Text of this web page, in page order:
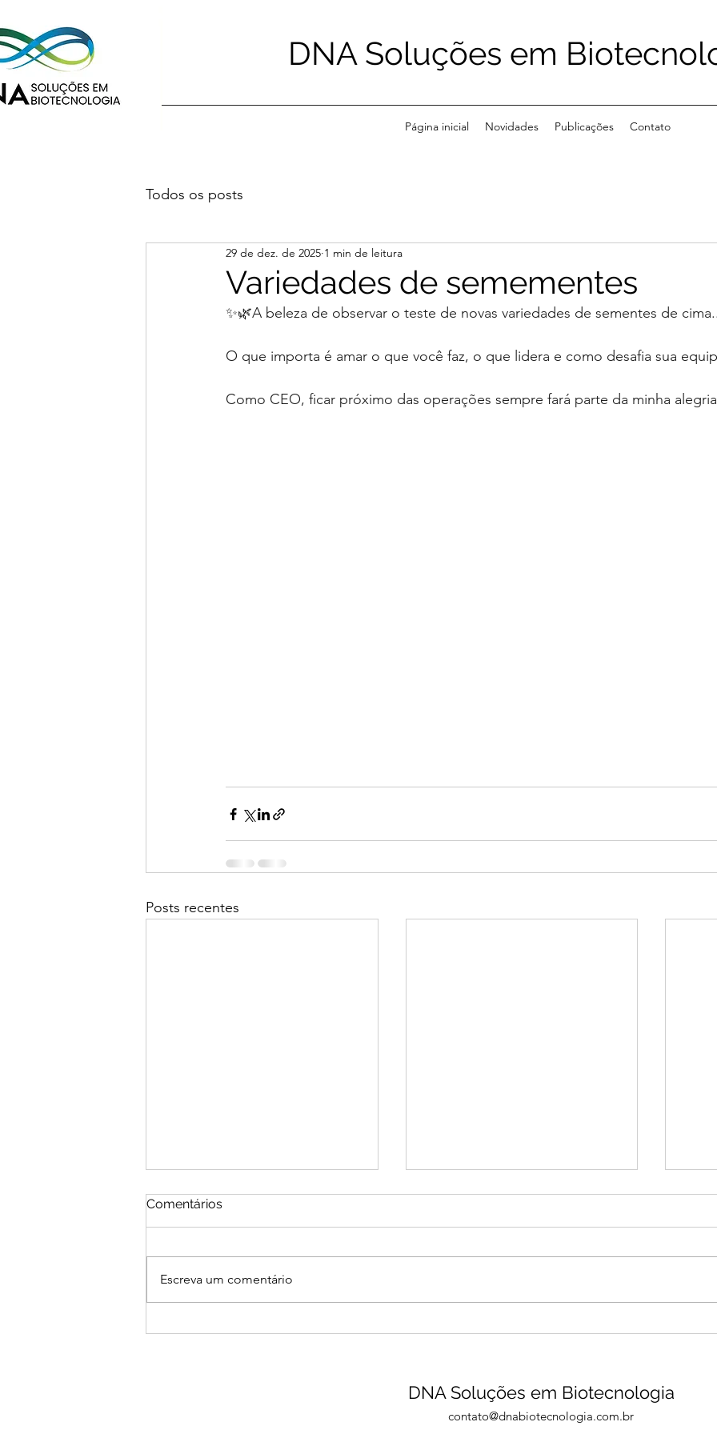
DNA Soluções em
Página inicial Novidades Publicações Contato
Todos os posts
Variedades de semementes
29 de dez. de 2025 1 min de leitura
✨🌿A beleza de observar o teste de novas variedades de sementes de
O que importa é amar o que você faz, o que lidera e como desafia sua
Como CEO, ficar próximo das operações sempre fará parte da minha
Posts recentes
Quebra de tabus
Comentários
Escreva um comentário
DNA Soluções em Biotecnologia
contato@dnabiotecnologia.com.br